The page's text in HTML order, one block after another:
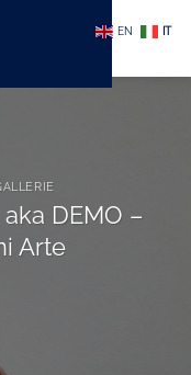
DEMO –
Arte
EN IT